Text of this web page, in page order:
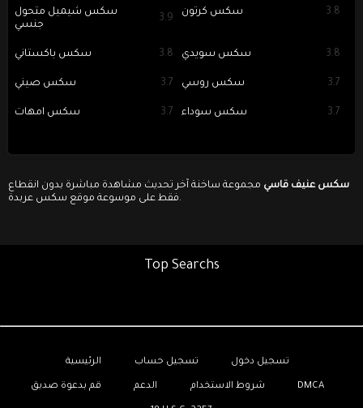
سكس شيميل متحول
جنسي
3.9
سكس كرتون 3.8
سكس باكستاني 3.8 سكس سويدي 3.8
سكس صيني 3.7 سكس روسي 3.7
سكس امهات 3.7 سكس سوداء 3.7
سكس عنيف قاسي مجموعة ساخنة آخر تحديث مشاهدة مباشرة بدون انقطاع
فقط على موسوعة موقع سكس عربدة.
Top Searchs
الرئيسية تسجيل حساب تسجيل دخول
قم بدعوة صديق الدعم شروط الاستخدام DMCA